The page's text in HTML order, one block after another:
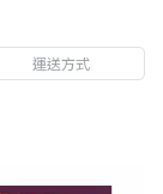
運送方式